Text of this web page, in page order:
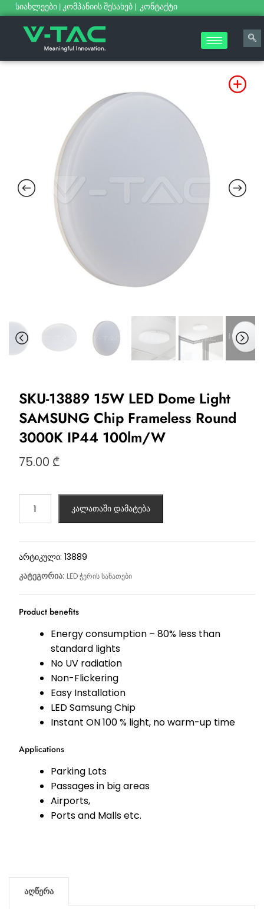
სიახლეები | კომპანიის შესახებ | კონტაქტი
SKU-13889 15W LED Dome Light
SAMSUNG Chip Frameless Round
3000K IP44 100lm/W
75.00 ₾
კალათაში დამატება
არტიკული: 13889
კატეგორია: LED ჭერის სანათები
Product benefits
Energy consumption – 80% less than
standard lights
No UV radiation
Non-Flickering
Easy Installation
LED Samsung Chip
Instant ON 100 % light, no warm-up time
Applications
Parking Lots
Passages in big areas
Airports,
Ports and Malls etc.
აღწერა